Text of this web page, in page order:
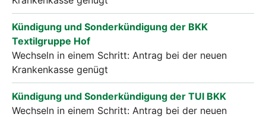
Kündigung und Sonderkündigung der BKK
Textilgruppe Hof
Wechseln in einem Schritt: Antrag bei der neuen
Krankenkasse genügt
Kündigung und Sonderkündigung der TUI BKK
Wechseln in einem Schritt: Antrag bei der neuen